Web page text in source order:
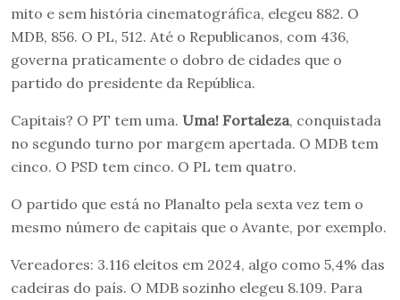
mito e sem história cinematográfica, elegeu 882. O
MDB, 856. O PL, 512. Até o Republicanos, com 436,
governa praticamente o dobro de cidades que o
partido do presidente da República.
Capitais? O PT tem uma. Uma! Fortaleza, conquistada
no segundo turno por margem apertada. O MDB tem
cinco. O PSD tem cinco. O PL tem quatro.
O partido que está no Planalto pela sexta vez tem o
mesmo número de capitais que o Avante, por exemplo.
Vereadores: 3.116 eleitos em 2024, algo como 5,4% das
cadeiras do país. O MDB sozinho elegeu 8.109. Para